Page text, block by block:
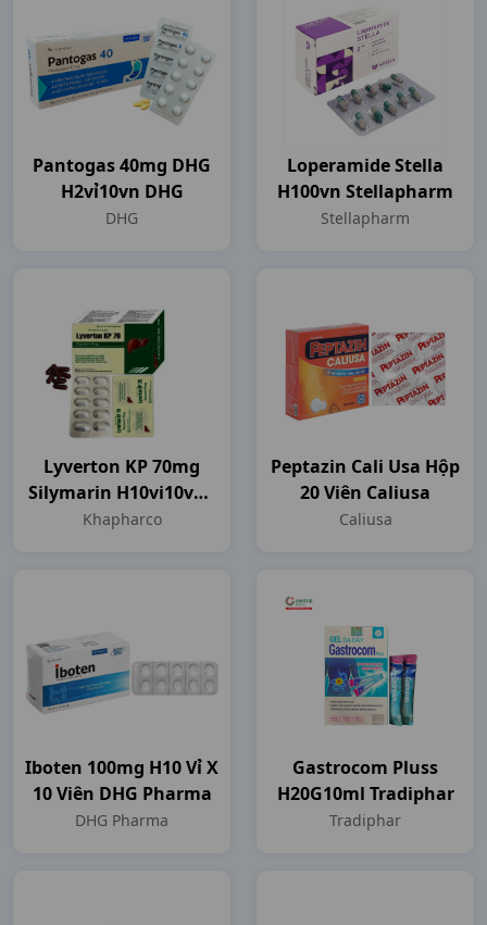
Pantogas 40mg DHG
H2vỉ10vn DHG
DHG
Loperamide Stella
H100vn Stellapharm
Stellapharm
Lyverton KP 70mg
Silymarin H10vi10vna
Khapharco
Khapharco
Peptazin Cali Usa Hộp
20 Viên Caliusa
Caliusa
Iboten 100mg H10 Vỉ X
10 Viên DHG Pharma
DHG Pharma
Gastrocom Pluss
H20G10ml Tradiphar
Tradiphar